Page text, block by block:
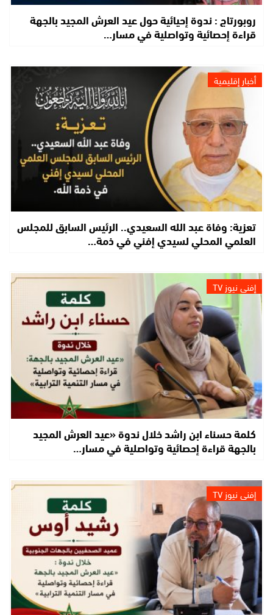
روبورتاج : ندوة إحيائية حول عيد العرش المجيد بالجهة
قراءة إحصائية وتواصلية في مسار…
أخبار إقليمية
تعزية: وفاة عبد الله السعيدي.. الرئيس السابق للمجلس
العلمي المحلي لسيدي إفني في ذمة…
إفني نيوز TV
كلمة حسناء ابن راشد خلال ندوة «عيد العرش المجيد
بالجهة قراءة إحصائية وتواصلية في مسار…
إفني نيوز TV